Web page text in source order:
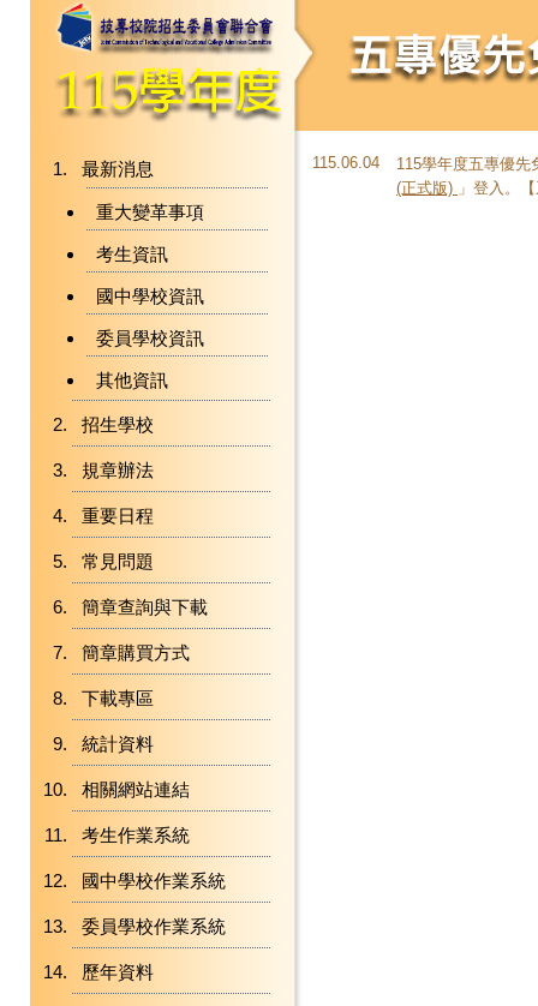
最新消息
重大變革事項
考生資訊
國中學校資訊
委員學校資訊
其他資訊
招生學校
規章辦法
重要日程
常見問題
簡章查詢與下載
簡章購買方式
下載專區
統計資料
相關網站連結
考生作業系統
國中學校作業系統
委員學校作業系統
歷年資料
115.06.04
115學年度五專優先
(正式版) 」登入。